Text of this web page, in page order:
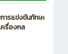
ารแข่งขันทักษะ
ครื่องกล